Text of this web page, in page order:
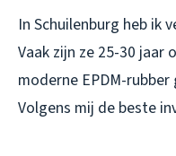
In Schuilenburg heb ik
Vaak zijn ze 25-30 jaar
moderne EPDM-
Volgens mij de beste